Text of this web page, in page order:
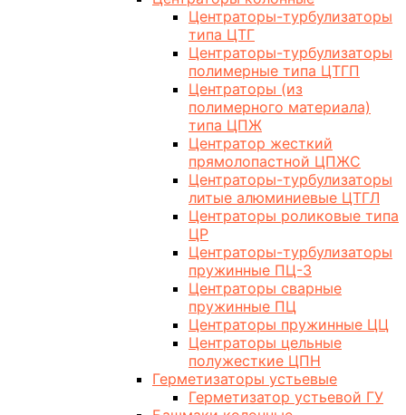
Центраторы-турбулизаторы
типа ЦТГ
Центраторы-турбулизаторы
полимерные типа ЦТГП
Центраторы (из
полимерного материала)
типа ЦПЖ
Центратор жесткий
прямолопастной ЦПЖС
Центраторы-турбулизаторы
литые алюминиевые ЦТГЛ
Центраторы роликовые типа
ЦР
Центраторы-турбулизаторы
пружинные ПЦ-3
Центраторы сварные
пружинные ПЦ
Центраторы пружинные ЦЦ
Центраторы цельные
полужесткие ЦПН
Герметизаторы устьевые
Герметизатор устьевой ГУ